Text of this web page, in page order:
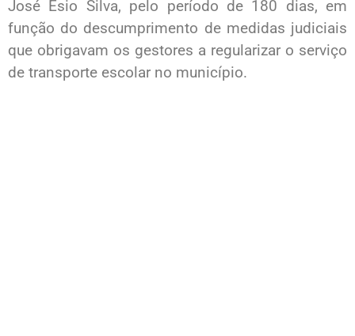
José Ésio Silva, pelo período de 180 dias, em
função do descumprimento de medidas judiciais
que obrigavam os gestores a regularizar o serviço
de transporte escolar no município.